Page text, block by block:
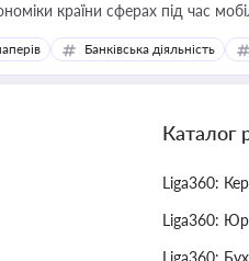
країни сферах під час
Банківська діяльність
Каталог
Liga360:
Liga360:
Liga360: